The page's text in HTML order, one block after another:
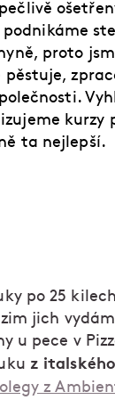
proto
kurzy
ta nejlepší.
po 25
jich
u pece v
z
z